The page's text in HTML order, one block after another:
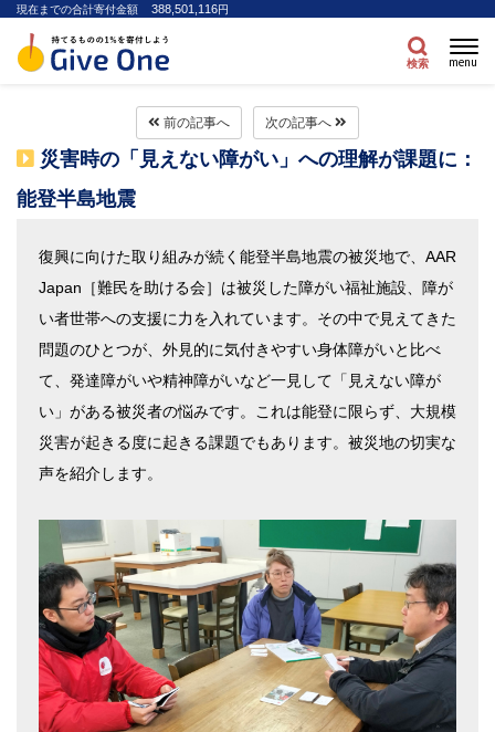
現在までの合計寄付金額 388,501,116円
検索 menu
前の記事へ 次の記事へ
災害時の「見えない障がい」への理解が課題に：
能登半島地震
復興に向けた取り組みが続く能登半島地震の被災地で、AAR
Japan［難民を助ける会］は被災した障がい福祉施設、障が
い者世帯への支援に力を入れています。その中で見えてきた
問題のひとつが、外見的に気付きやすい身体障がいと比べ
て、発達障がいや精神障がいなど一見して「見えない障が
い」がある被災者の悩みです。これは能登に限らず、大規模
災害が起きる度に起きる課題でもあります。被災地の切実な
声を紹介します。